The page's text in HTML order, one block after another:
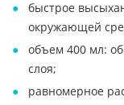
быстрое
окружающей
объем 400 мл:
слоя;
равномерное